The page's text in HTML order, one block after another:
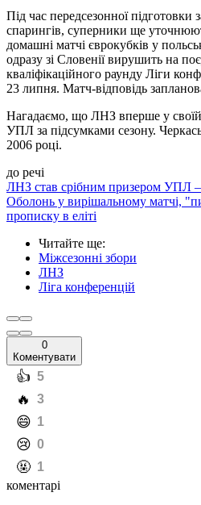
Під час передсезонної підготовки
спарингів, суперники ще
домашні матчі єврокубків у
одразу зі Словенії вирушить на
кваліфікаційного раунду Ліги
23 липня. Матч-відповідь
Нагадаємо, що ЛНЗ вперше у своїй
УПЛ за підсумками сезону.
2006 році.
до речі
ЛНЗ став срібним призером УПЛ –
Оболонь у вирішальному матчі,
прописку в еліті
Читайте ще:
Міжсезонні збори
ЛНЗ
Ліга конференцій
0
Коментувати
️👍 5
️🔥 3
️😄 1
️😢 0
️🤬 1
коментарі